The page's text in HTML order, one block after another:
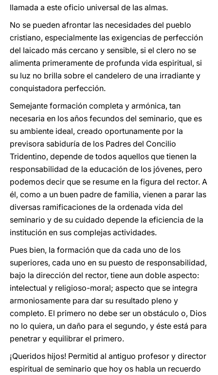
llamada a este oficio universal de las almas.
No se pueden afrontar las necesidades del pueblo
cristiano, especialmente las exigencias de perfección
del laicado más cercano y sensible, si el clero no se
alimenta primeramente de profunda vida espiritual, si
su luz no brilla sobre el candelero de una irradiante y
conquistadora perfección.
Semejante formación completa y armónica, tan
necesaria en los años fecundos del seminario, que es
su ambiente ideal, creado oportunamente por la
previsora sabiduría de los Padres del Concilio
Tridentino, depende de todos aquellos que tienen la
responsabilidad de la educación de los jóvenes, pero
podemos decir que se resume en la figura del rector. A
él, como a un buen padre de familia, vienen a parar las
diversas ramificaciones de la ordenada vida del
seminario y de su cuidado depende la eficiencia de la
institución en sus complejas actividades.
Pues bien, la formación que da cada uno de los
superiores, cada uno en su puesto de responsabilidad,
bajo la dirección del rector, tiene aun doble aspecto:
intelectual y religioso-moral; aspecto que se integra
armoniosamente para dar su resultado pleno y
completo. El primero no debe ser un obstáculo o, Dios
no lo quiera, un daño para el segundo, y éste está para
penetrar y equilibrar el primero.
¡Queridos hijos! Permitid al antiguo profesor y director
espiritual de seminario que hoy os habla un recuerdo